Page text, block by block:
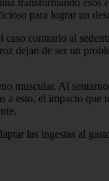
para lograr un
contrario al
dejan de ser un
muscular. Al
esto, el impacto que
las ingestas al